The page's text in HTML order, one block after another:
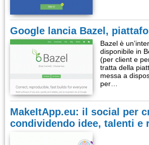
Google lancia Bazel,
Bazel è
disponibile in
(per client e
tratta della
messa a
per…
MakeItApp.eu: il social per
condividendo idee, talenti e